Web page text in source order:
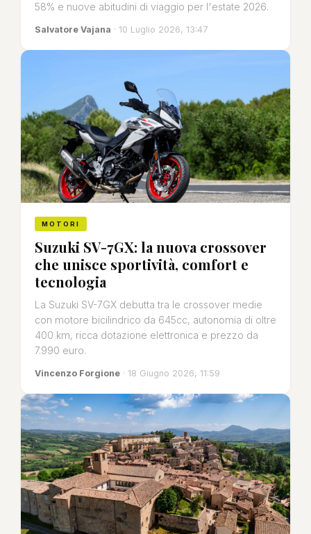
58% e nuove abitudini di viaggio per l'estate 2026.
Salvatore Vajana · 10 Luglio 2026, 13:47
MOTORI
Suzuki SV-7GX: la nuova crossover
che unisce sportività, comfort e
tecnologia
La Suzuki SV-7GX debutta tra le crossover medie
con motore bicilindrico da 645cc, autonomia di oltre
400 km, ricca dotazione elettronica e prezzo da
7.990 euro.
Vincenzo Forgione · 18 Giugno 2026, 11:59